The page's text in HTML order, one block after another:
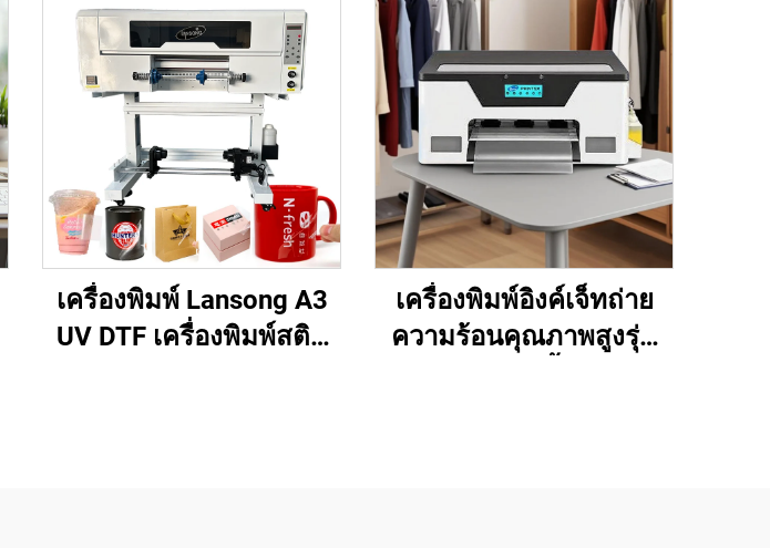
เครื่องพิมพ์ Lansong A3
UV DTF เครื่องพิมพ์สติก
เครื่องพิมพ์อิงค์เจ็ทถ่าย
ความร้อนคุณภาพสูงรุ่น